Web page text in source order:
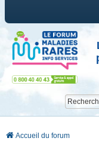
Accueil du forum